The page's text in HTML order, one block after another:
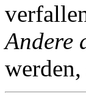
Andere